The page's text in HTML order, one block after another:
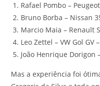
Rafael Pombo –
Bruno Borba – Nissan
Marcio Maia – Renault
Leo Zettel – VW Gol GV
João Henrique Dorigon
Mas a experiência foi